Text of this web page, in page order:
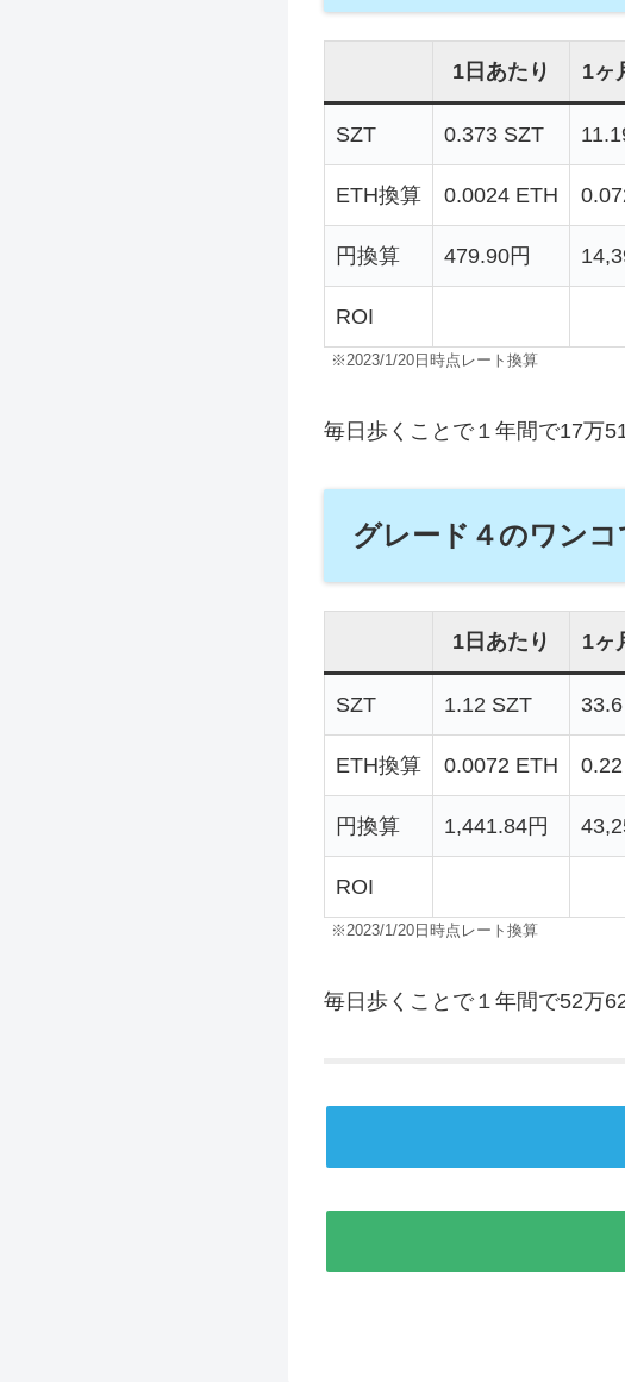
1日あたり 1ヶ
SZT 0.373 SZT
ETH換算 0.0024 ETH
円換算 479.90円
ROI
※2023/1/20日時点レート換算
毎日歩くことで１年間で17万
グレード４のワン
1日あたり 1ヶ
SZT 1.12 SZT
ETH換算 0.0072 ETH
円換算 1,441.84円
ROI
※2023/1/20日時点レート換算
毎日歩くことで１年間で52万